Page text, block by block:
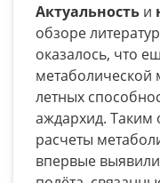
Актуальность и
обзоре
оказалось, что
метаболической
летных
аждархид. Таким
расчеты
впервые